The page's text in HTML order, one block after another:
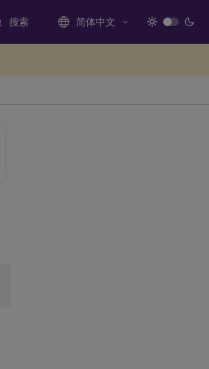
搜索 简体中文